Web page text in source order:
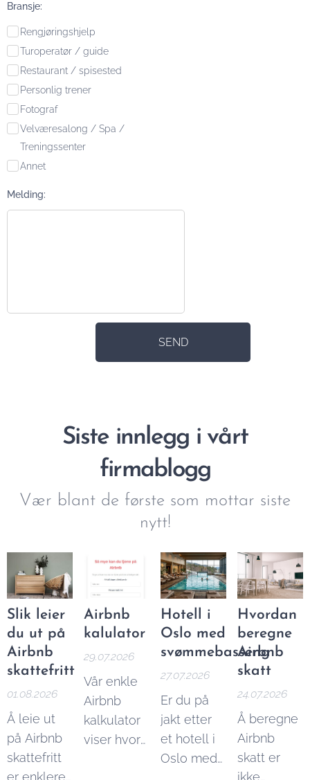
Bransje:
Rengjøringshjelp
Turoperatør / guide
Restaurant / spisested
Personlig trener
Fotograf
Velværesalong / Spa /
Treningssenter
Annet
Melding:
SEND
Siste innlegg i vårt
firmablogg
Vær blant de første som mottar siste
nytt!
Slik leier
du ut på
Airbnb
skattefritt
01.08.2026
Å leie ut
på Airbnb
skattefritt
er enklere
Airbnb
kalulator
29.07.2026
Vår enkle
Airbnb
kalkulator
viser hvor
Hotell i
Oslo med
svømmebasseng
27.07.2026
Er du på
jakt etter
et hotell i
Oslo med
Hvordan
beregne
Airbnb
skatt
24.07.2026
Å beregne
Airbnb
skatt er
ikke